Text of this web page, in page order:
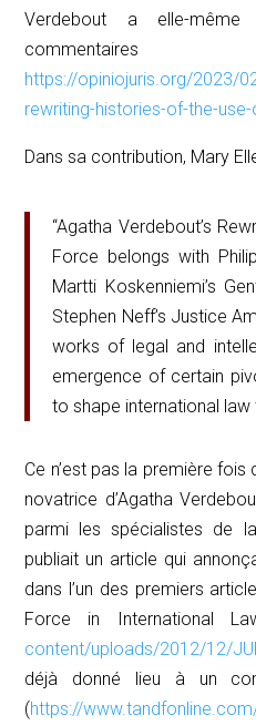
Verdebout a elle-
https://opiniojuris.org/2023/
rewriting-histories-of-the-
Dans sa contribution, Mary
“Agatha Verdebout’s
Force belongs with
Martti Koskenniemi’s
Stephen Neff’s Justice
works of legal and
emergence of certain
to shape international law
Ce n’est pas la première
novatrice d’Agatha
parmi les spécialistes de
publiait un article qui
dans l’un des premiers
Force in International
content/uploads/2012/12/
déjà donné lieu à un
(https://